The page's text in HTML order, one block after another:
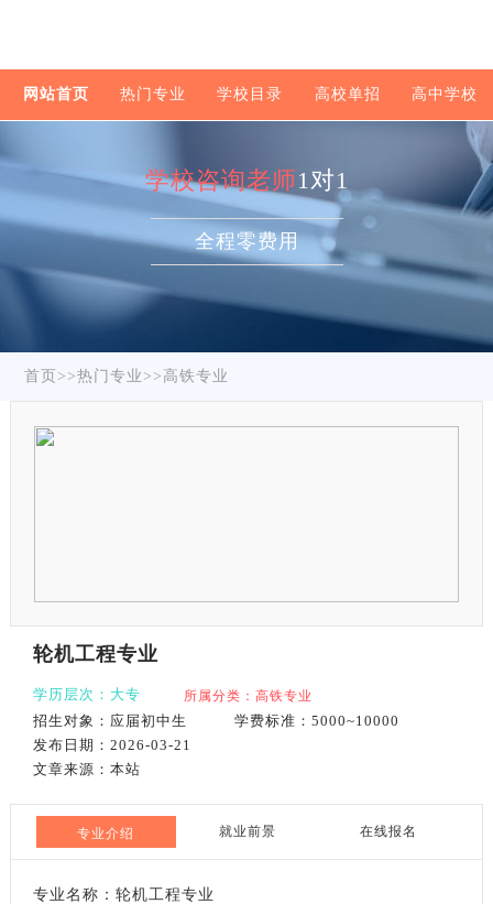
网站首页 热门专业 学校目录 高校单招 高中学校
学校咨询老师1对1
全程零费用
首页 >>热门专业 >> 高铁专业
轮机工程专业
学历层次：大专 所属分类：高铁专业
招生对象：应届初中生
学费标准：5000~10000
发布日期：2026-03-21
文章来源：本站
专业介绍 就业前景 在线报名
专业名称：轮机工程专业